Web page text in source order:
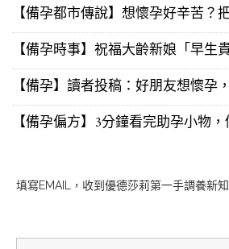
【備孕都市傳說】想懷孕好辛苦？
【備孕時事】祝福大齡新娘「早生
【備孕】讀者投稿：好朋友想懷孕
【備孕偏方】3分鐘看完助孕小物
填寫EMAIL，收到優德莎莉第一手調養新知